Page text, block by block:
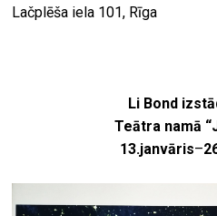
Lačplēša iela 101, Rīga
Li Bond
Teātra namā “
13.janvāris–